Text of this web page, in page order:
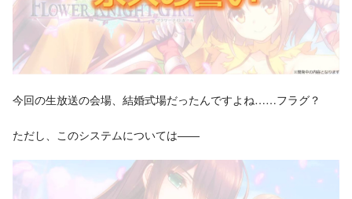
今回の生放送の会場、結婚式場だったんですよね……フラグ？
ただし、このシステムについては――